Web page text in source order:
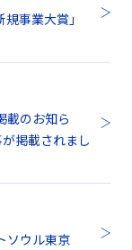
事業大賞」
載のお知ら
掲載されまし
ソウル東京